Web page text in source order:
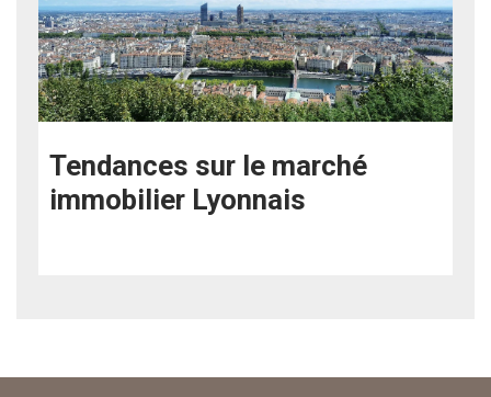
Tendances sur le marché
immobilier Lyonnais